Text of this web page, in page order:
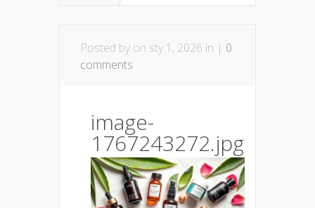
Posted by on sty 1, 2026 in | 0
comments
image-
1767243272.jpg